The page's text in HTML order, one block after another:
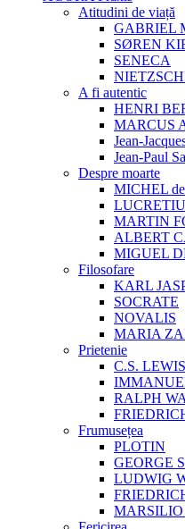
Atitudini de viață
GABRIEL
SØREN
SENECA
A fi autentic
HENRI
MARCUS
Jean-
Jean-Paul
Despre moarte
MICHEL
MARTIN
ALBERT
MIGUEL
Filosofare
KARL
SOCRATE
NOVALIS
MARIA
Prietenie
C.S. LEWIS
RALPH
Frumusețea
PLOTIN
GEORGE
LUDWIG